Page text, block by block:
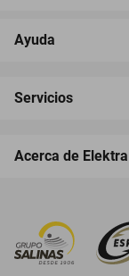
Ayuda
Servicios
Acerca de Elektra